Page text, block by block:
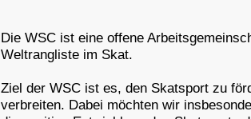
Die WSC ist eine offene
Weltrangliste im Skat.
Ziel der WSC ist es, den Skatsport zu
verbreiten. Dabei möchten wir